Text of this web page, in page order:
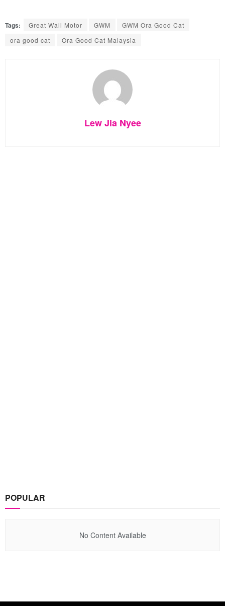
Tags: Great Wall Motor GWM
GWM Ora Good Cat
ora good cat
Ora Good Cat Malaysia
Lew Jia Nyee
POPULAR
No Content Available